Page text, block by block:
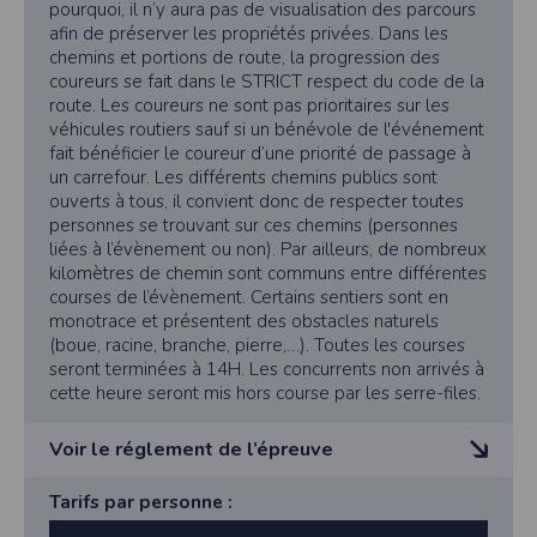
pourquoi, il n’y aura pas de visualisation des parcours
afin de préserver les propriétés privées. Dans les
chemins et portions de route, la progression des
coureurs se fait dans le STRICT respect du code de la
route. Les coureurs ne sont pas prioritaires sur les
véhicules routiers sauf si un bénévole de l'événement
fait bénéficier le coureur d’une priorité de passage à
un carrefour. Les différents chemins publics sont
ouverts à tous, il convient donc de respecter toutes
personnes se trouvant sur ces chemins (personnes
liées à l’évènement ou non). Par ailleurs, de nombreux
kilomètres de chemin sont communs entre différentes
courses de l’évènement. Certains sentiers sont en
monotrace et présentent des obstacles naturels
(boue, racine, branche, pierre,…). Toutes les courses
seront terminées à 14H. Les concurrents non arrivés à
cette heure seront mis hors course par les serre-files.
Voir le réglement de l’épreuve
1) Introduction
Ce règlement s’inscrit dans le cadre de l’organisation
Tarifs par personne :
des informations à partir des photos que vous partagez.
Cette application ne requiert pas d'informations de vos contacts.
Informations sur le paiement
Aucun paiement n'étant effectué dans l'application, aucune information sur
vos cartes de crédit ou de débit ne sera collectée.
Traduction in English :
This app requires camera permissions if the user is interested in uploading a
photo to the gallery. We collect information from the photos you share. This app
does not require information from your contacts.
Payment information
No payment is made within the app, so no information about your credit or
debit cards will be collected.